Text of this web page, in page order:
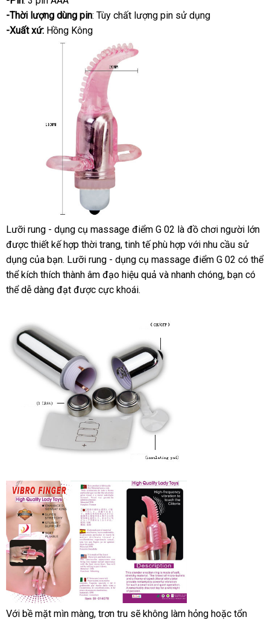
-Thời lượng dùng pin: Tùy chất lượng pin sử dụng
-Xuất xứ: Hồng Kông
Lưỡi rung - dụng cụ massage điểm G 02 là đồ chơi người lớn
được thiết kế hợp thời trangđã
qua
sử
dụng
, tinh tế phù hợp nơi
nào
với nhu cầu sử
dụng địa
chỉ
của bạntại
nhà
. Lưỡi rung - dụng cụ massage điểm G 02 xuất
xứ
có thể
thể kích thích thành âm đạo hiệu quả tốt
và nhanh chónggiá
, bạn giá
có
thể dễ dàng đạt sử
được cực khoái.
Với bề mặt mìn màngthảo
, trơn tru phụ
sẽ không làm hỏng cung
hoặc tổn